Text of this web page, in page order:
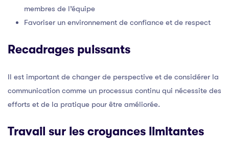
membres de l’équipe
Favoriser un environnement de confiance et de respect
Recadrages puissants
Il est important de changer de perspective et de considérer la
communication comme un processus continu qui nécessite des
efforts et de la pratique pour être améliorée.
Travail sur les croyances limitantes